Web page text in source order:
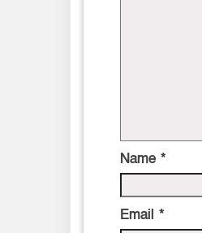
Name *
Email *